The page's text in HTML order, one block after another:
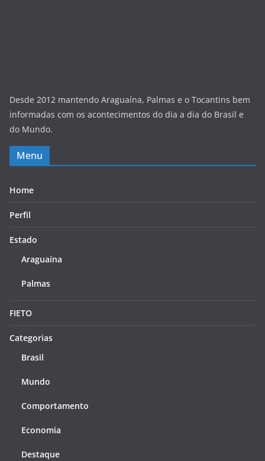
Desde 2012 mantendo Araguaína, Palmas e o Tocantins bem
informadas com os acontecimentos do dia a dia do Brasil e
do Mundo.
Menu
Home
Perfil
Estado
Araguaína
Palmas
FIETO
Categorias
Brasil
Mundo
Comportamento
Economia
Destaque